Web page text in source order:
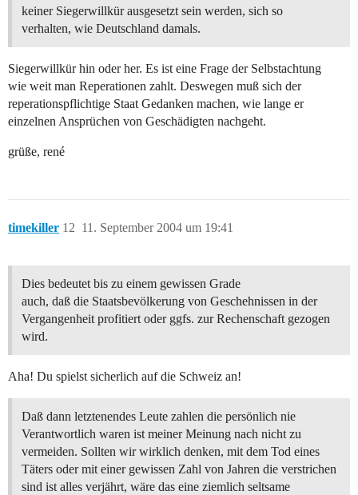
keiner Siegerwillkür ausgesetzt sein werden, sich so
verhalten, wie Deutschland damals.
Siegerwillkür hin oder her. Es ist eine Frage der Selbstachtung
wie weit man Reperationen zahlt. Deswegen muß sich der
reperationspflichtige Staat Gedanken machen, wie lange er
einzelnen Ansprüchen von Geschädigten nachgeht.
grüße, rené
timekiller 11. September 2004 um 19:41
12
Dies bedeutet bis zu einem gewissen Grade
auch, daß die Staatsbevölkerung von Geschehnissen in der
Vergangenheit profitiert oder ggfs. zur Rechenschaft gezogen
wird.
Aha! Du spielst sicherlich auf die Schweiz an!
Daß dann letztenendes Leute zahlen die persönlich nie
Verantwortlich waren ist meiner Meinung nach nicht zu
vermeiden. Sollten wir wirklich denken, mit dem Tod eines
Täters oder mit einer gewissen Zahl von Jahren die verstrichen
sind ist alles verjährt, wäre das eine ziemlich seltsame